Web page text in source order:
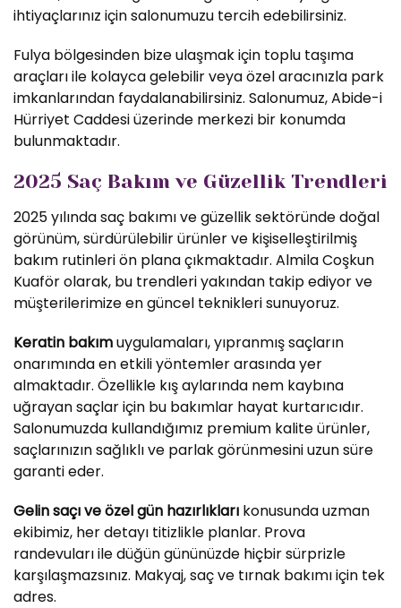
ihtiyaçlarınız için salonumuzu tercih edebilirsiniz.
Fulya bölgesinden bize ulaşmak için toplu taşıma
araçları ile kolayca gelebilir veya özel aracınızla park
imkanlarından faydalanabilirsiniz. Salonumuz, Abide-i
Hürriyet Caddesi üzerinde merkezi bir konumda
bulunmaktadır.
2025 Saç Bakım ve Güzellik Trendleri
2025 yılında saç bakımı ve güzellik sektöründe doğal
görünüm, sürdürülebilir ürünler ve kişiselleştirilmiş
bakım rutinleri ön plana çıkmaktadır. Almila Coşkun
Kuaför olarak, bu trendleri yakından takip ediyor ve
müşterilerimize en güncel teknikleri sunuyoruz.
Keratin bakımuygulamaları, yıpranmış saçların
onarımında en etkili yöntemler arasında yer
almaktadır. Özellikle kış aylarında nem kaybına
uğrayan saçlar için bu bakımlar hayat kurtarıcıdır.
Salonumuzda kullandığımız premium kalite ürünler,
saçlarınızın sağlıklı ve parlak görünmesini uzun süre
garanti eder.
Gelin saçı ve özel gün hazırlıkları konusunda uzman
ekibimiz, her detayı titizlikle planlar. Prova
randevuları ile düğün gününüzde hiçbir sürprizle
karşılaşmazsınız. Makyaj, saç ve tırnak bakımı için tek
adres.